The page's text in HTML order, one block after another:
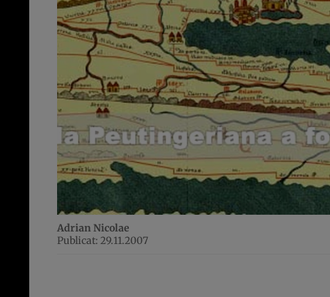
Adrian Nicolae
Publicat: 29.11.2007